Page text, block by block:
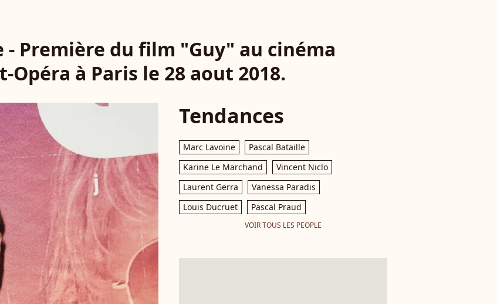
Première du film "Guy" au cinéma
Opéra à Paris le 28 aout 2018.
Tendances
Marc Lavoine
Pascal Bataille
Karine Le Marchand
Vincent Niclo
Laurent Gerra
Vanessa Paradis
Louis Ducruet
Pascal Praud
VOIR TOUS LES PEOPLE